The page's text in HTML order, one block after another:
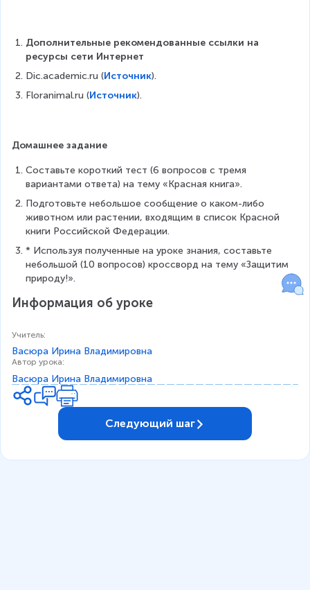
Дополнительные рекомендованные ссылки на
ресурсы сети Интернет
Dic.academic.ru (Источник).
Floranimal.ru (Источник).
Домашнее задание
Составьте короткий тест (6 вопросов с тремя
вариантами ответа) на тему «Красная книга».
Подготовьте небольшое сообщение о каком-либо
животном или растении, входящим в список Красной
книги Российской Федерации.
* Используя полученные на уроке знания, составьте
небольшой (10 вопросов) кроссворд на тему «Защитим
природу!».
Информация об уроке
Учитель:
Васюра Ирина Владимировна
Автор урока:
Васюра Ирина Владимировна
Следующий шаг